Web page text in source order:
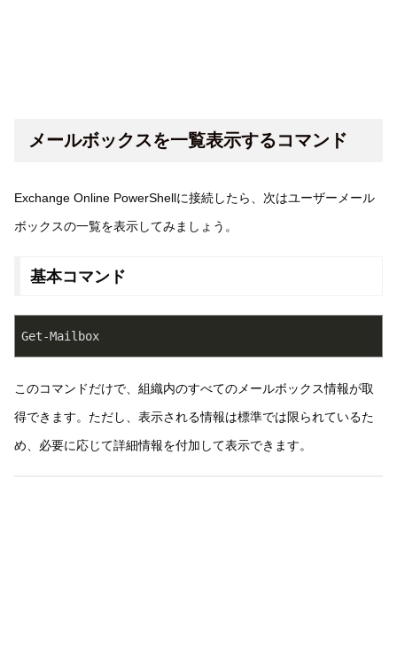
メールボックスを一覧表示するコマンド
Exchange Online PowerShellに接続したら、次はユーザーメール
ボックスの一覧を表示してみましょう。
基本コマンド
Get-Mailbox
このコマンドだけで、組織内のすべてのメールボックス情報が取
得できます。ただし、表示される情報は標準では限られているた
め、必要に応じて詳細情報を付加して表示できます。